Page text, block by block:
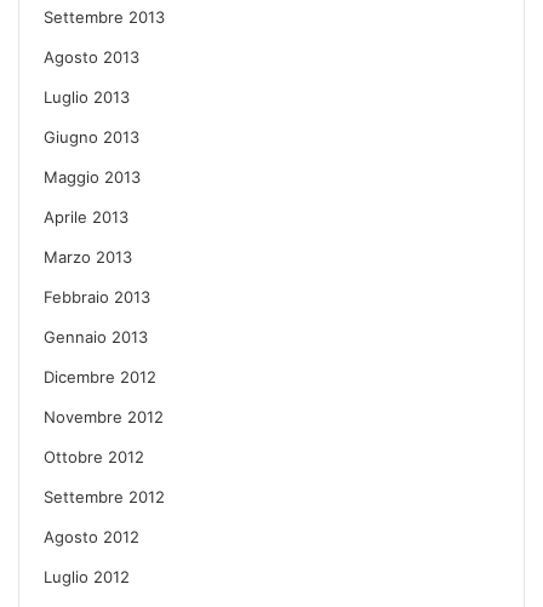
Settembre 2013
Agosto 2013
Luglio 2013
Giugno 2013
Maggio 2013
Aprile 2013
Marzo 2013
Febbraio 2013
Gennaio 2013
Dicembre 2012
Novembre 2012
Ottobre 2012
Settembre 2012
Agosto 2012
Luglio 2012